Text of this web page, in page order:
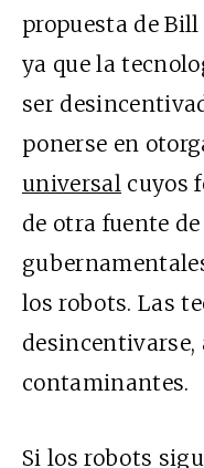
propuesta de Bill
ya que la
ser
ponerse en
universal cuyos
de otra fuente
los robots. Las
desincentivarse,
contaminantes.
Si los robots